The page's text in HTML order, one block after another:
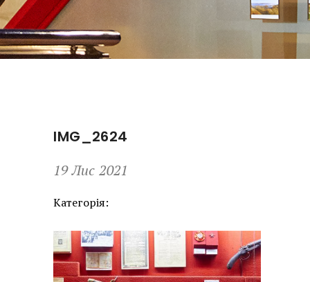
IMG_2624
19 Лис 2021
Категорія: